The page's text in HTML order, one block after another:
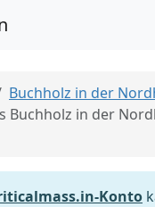
Buchholz in der
Buchholz in der
Konto